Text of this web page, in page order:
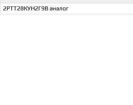
2РТТ28КУН2Г9В аналог